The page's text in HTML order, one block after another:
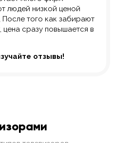
людей низкой ценой
того как забирают
цена сразу повышается в
отзывы!